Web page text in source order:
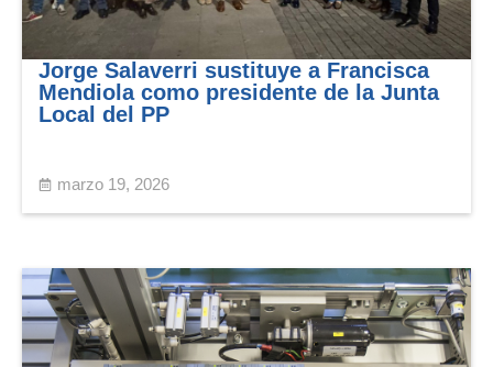
Jorge Salaverri sustituye a Francisca
Mendiola como presidente de la Junta
Local del PP
marzo 19, 2026